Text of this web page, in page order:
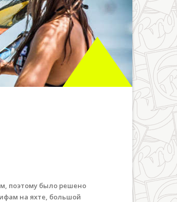
поэтому было решено
на яхте, большой